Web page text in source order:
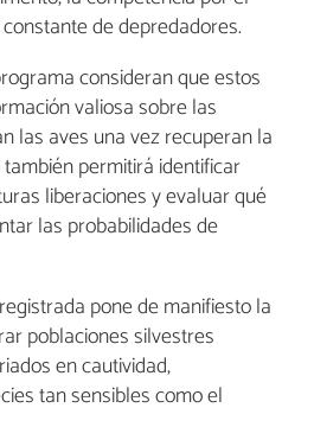
de depredadores.
consideran que estos
valiosa sobre las
las aves una vez recuperan la
permitirá identificar
liberaciones y evaluar qué
las probabilidades de
pone de manifiesto la
poblaciones silvestres
en cautividad,
tan sensibles como el